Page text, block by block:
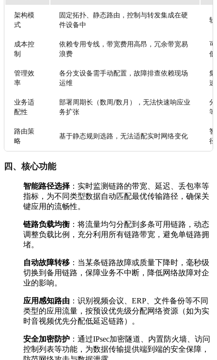
架构模
式
固定拓扑、静态路由，控制与转发集成在硬
件设备中
成本控
制
依赖专用专线，带宽费用高昂，冗余带宽易
浪费
管理效
率
各分支设备需手动配置，故障排查依赖现场
运维
业务适
配性
部署周期长（数周/数月），无法快速响应业
务扩张
路由策
略
基于静态规则选路，无法适配实时网络变化
径
四、核心功能
智能路径选择 ：实时监测链路的带宽、延迟、丢包率等
指标，为不同类型数据自动匹配最优传输路径，确保关
键应用的流畅性。
链路负载均衡 ：将流量均匀分配到多条可用链路，动态
调整负载比例，充分利用所有链路带宽，避免单链路拥
堵。
自动故障转移 ：当某条链路故障或质量下降时，毫秒级
切换到备用链路，保障业务不中断，降低网络故障对企
业的影响。
应用感知路由 ：识别视频会议、ERP、文件备份等不同
类型的应用流量，按预设优先级分配网络资源（如为实
时音视频优先分配低延迟链路）。
安全加密防护 ：通过IPsec加密隧道、内置防火墙、访问
控制列表等功能，为数据传输提供端到端的安全保障，